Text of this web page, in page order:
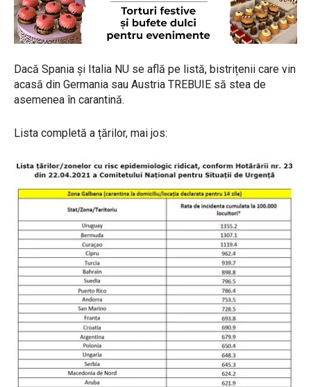
Dacă Spania și Italia NU se află pe listă, bistrițenii care vin
acasă din Germania sau Austria TREBUIE să stea de
asemenea în carantină.
Lista completă a țărilor, mai jos: